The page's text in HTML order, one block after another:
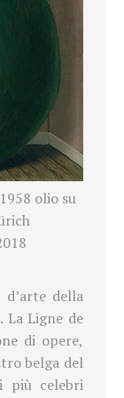
olio su
della
La Ligne de
di opere,
belga del
più celebri